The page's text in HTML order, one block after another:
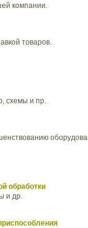
компании.
товаров.
схемы и пр.
обработки
и др.